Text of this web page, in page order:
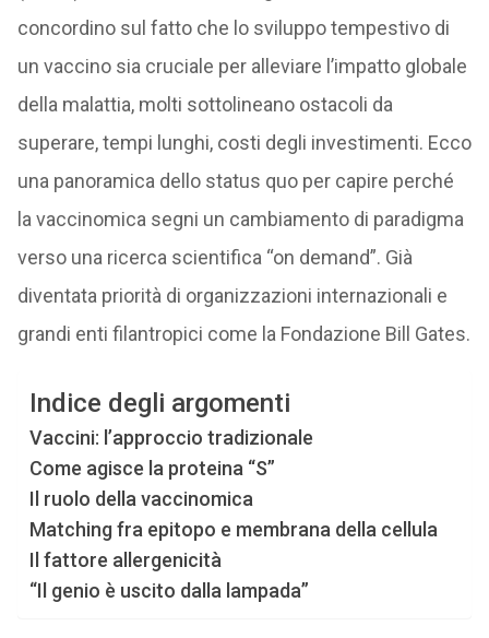
concordino sul fatto che lo sviluppo tempestivo di
un vaccino sia cruciale per alleviare l’impatto globale
della malattia, molti sottolineano ostacoli da
superare, tempi lunghi, costi degli investimenti. Ecco
una panoramica dello status quo per capire perché
la vaccinomica segni un cambiamento di paradigma
verso una ricerca scientifica “on demand”. Già
diventata priorità di organizzazioni internazionali e
grandi enti filantropici come la Fondazione Bill Gates.
Indice degli argomenti
Vaccini: l’approccio tradizionale
Come agisce la proteina “S”
Il ruolo della vaccinomica
Matching fra epitopo e membrana della cellula
Il fattore allergenicità
“Il genio è uscito dalla lampada”